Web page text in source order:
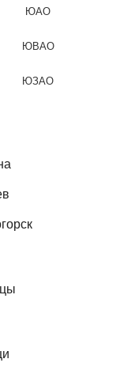
ЮАО
ЮВАО
ЮЗАО